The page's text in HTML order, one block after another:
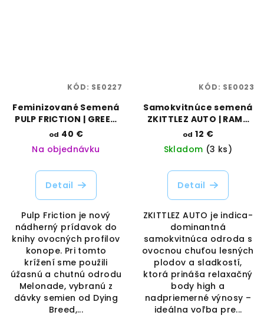
Feminizované Semená
PULP FRICTION | GREEN
HOUSE SEEDS
od 40 €
Na objednávku
Detail
Pulp Friction je nový
nádherný prídavok do
knihy ovocných profilov
konope. Pri tomto
krížení sme použili
úžasnú a chutnú odrodu
Melonade, vybranú z
dávky semien od Dying
Breed,...
KÓD: SE0227
Samokvitnúce semená
ZKITTLEZ AUTO | RAMA
SEEDS
od 12 €
Skladom (3 ks)
Detail
ZKITTLEZ AUTO je indica-
dominantná
samokvitnúca odroda s
ovocnou chuťou lesných
plodov a sladkostí,
ktorá prináša relaxačný
body high a
nadpriemerné výnosy –
ideálna voľba pre...
KÓD: SE0023